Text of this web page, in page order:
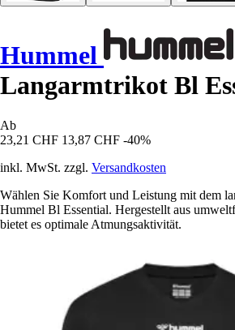
Hummel
Langarmtrikot Bl
Ab
23,21 CHF 13,87 CHF -40%
inkl. MwSt. zzgl. Versandkosten
Wählen Sie Komfort und Leistung mit dem
Hummel Bl Essential. Hergestellt aus
bietet es optimale Atmungsaktivität.